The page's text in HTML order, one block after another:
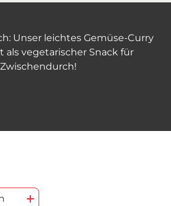
Unser leichtes Gemüse-Curry
als vegetarischer Snack für
Zwischendurch!